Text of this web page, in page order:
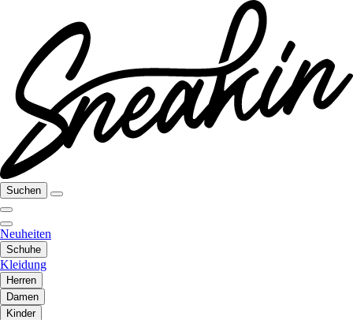
Suchen
Neuheiten
Schuhe
Kleidung
Herren
Damen
Kinder